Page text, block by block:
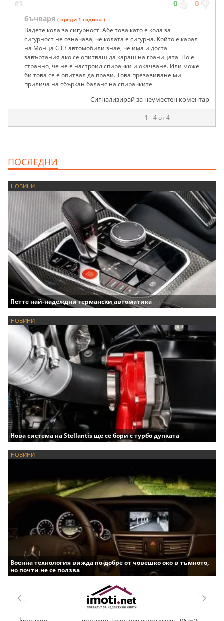
#1 0 0
бъчваря ( преди 1 година )
Вадете кола за сигурност. Абе това като е кола за
сигурност не означава, че колата е сигурна. Който е карал
на Монца GT3 автомобили знае, че има и доста
завъртания ако се опитваш да караш на границата. Но е
странно, че не е настроил спирачки и окачване. Или може
би това се е опитвал да прави. Това презавиване ми
прилича на сбъркан баланс на спирачките.
Сигнализирай за неуместен коментар
1 - 4 от 4
ПОСЛЕДНИ
НОВИНИ
Петте най-надеждни германски автоматика
НОВИНИ
Нова система на Stellantis ще се бори с турбо дупката
НОВИНИ
Военна технология вижда по-добре от човешко око в тъмното,
но почти не се ползва